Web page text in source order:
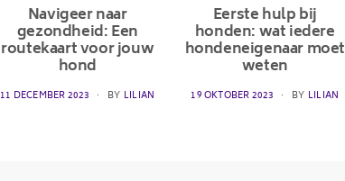
Navigeer naar
gezondheid: Een
routekaart voor jouw
hond
POSTED
11 DECEMBER 2023 BY LILIAN
Eerste hulp bij
honden: wat iedere
hondeneigenaar moet
weten
POSTED
19 OKTOBER 2023 BY LILIAN